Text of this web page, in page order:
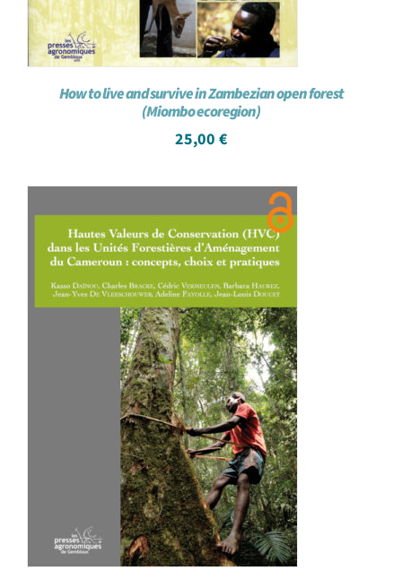
How to live and survive in Zambezian open forest
(Miombo ecoregion)
25,00 €